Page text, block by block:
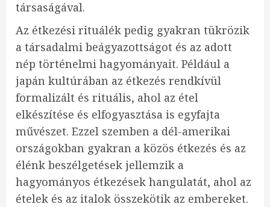
társaságával.
Az étkezési rituálék pedig gyakran tükrözik
a társadalmi beágyazottságot és az adott
nép történelmi hagyományait. Például a
japán kultúrában az étkezés rendkívül
formalizált és rituális, ahol az étel
elkészítése és elfogyasztása is egyfajta
művészet. Ezzel szemben a dél-amerikai
országokban gyakran a közös étkezés és az
élénk beszélgetések jellemzik a
hagyományos étkezések hangulatát, ahol az
ételek és az italok összekötik az embereket.